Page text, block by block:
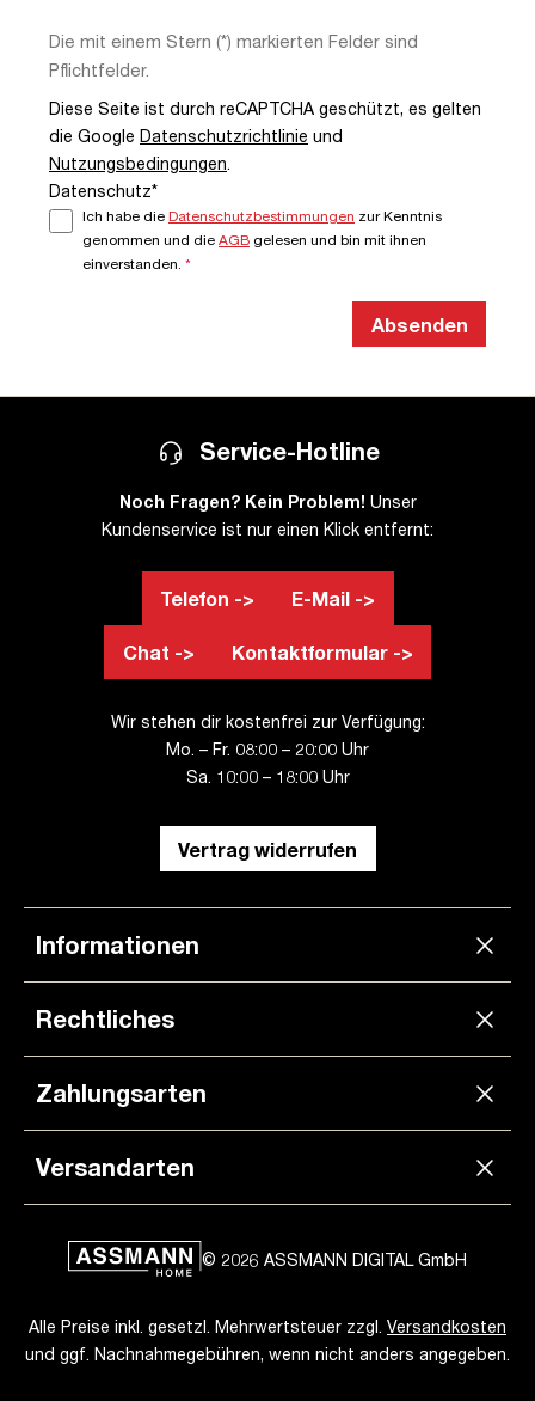
Die mit einem Stern (*) markierten Felder sind
Pflichtfelder.
Diese Seite ist durch reCAPTCHA geschützt, es gelten
die Google Datenschutzrichtlinie und
Nutzungsbedingungen.
Datenschutz*
Ich habe die Datenschutzbestimmungen zur Kenntnis
genommen und die AGB gelesen und bin mit ihnen
einverstanden. *
Absenden
Service-Hotline
Noch Fragen? Kein Problem! Unser
Kundenservice ist nur einen Klick entfernt:
Telefon -> E-Mail ->
Chat -> Kontaktformular ->
Wir stehen dir kostenfrei zur Verfügung:
Mo. – Fr. 08:00 – 20:00 Uhr
Sa. 10:00 – 18:00 Uhr
Vertrag widerrufen
Informationen
Rechtliches
Zahlungsarten
Versandarten
© 2026 ASSMANN DIGITAL GmbH
Alle Preise inkl. gesetzl. Mehrwertsteuer zzgl. Versandkosten
und ggf. Nachnahmegebühren, wenn nicht anders angegeben.